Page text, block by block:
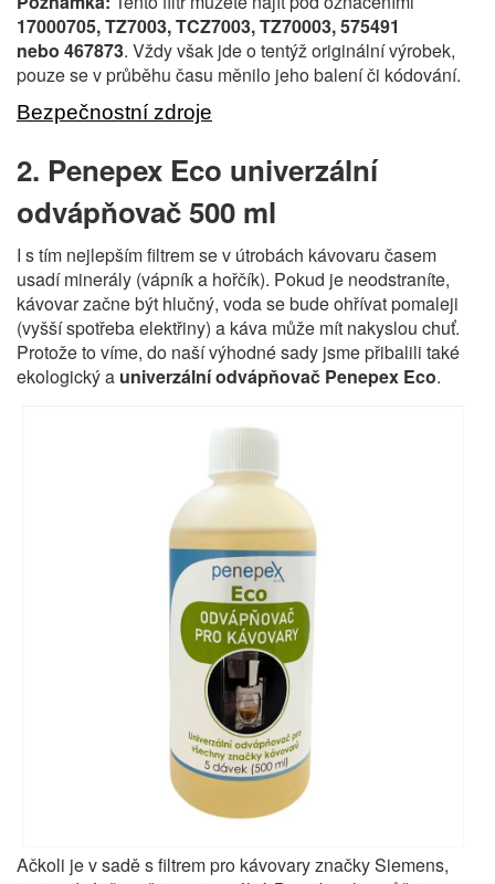
17000705, TZ7003, TCZ7003, TZ70003, 575491
nebo 467873. Vždy však jde o tentýž originální výrobek,
pouze se v průběhu času měnilo jeho balení či kódování.
Bezpečnostní zdroje
2. Penepex Eco univerzální
odvápňovač 500 ml
I s tím nejlepším filtrem se v útrobách kávovaru časem
usadí minerály (vápník a hořčík). Pokud je neodstraníte,
kávovar začne být hlučný, voda se bude ohřívat pomaleji
(vyšší spotřeba elektřiny) a káva může mít nakyslou chuť.
Protože to víme, do naší výhodné sady jsme přibalili také
ekologický a univerzální odvápňovač Penepex Eco.
Ačkoli je v sadě s filtrem pro kávovary značky Siemens,